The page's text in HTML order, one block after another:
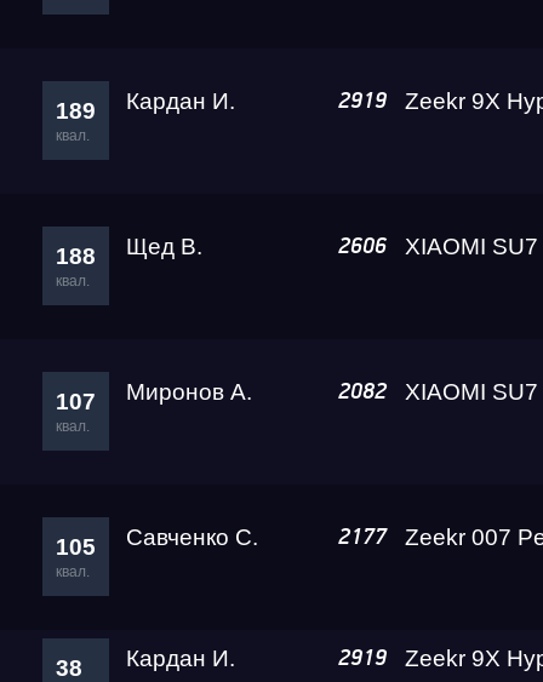
189
квал.
Кардан И. 2919
188
квал.
Щед В. 2606
107
квал.
Миронов А. 2082
105
квал.
Савченко С. 2177
38 Кардан И. 2919